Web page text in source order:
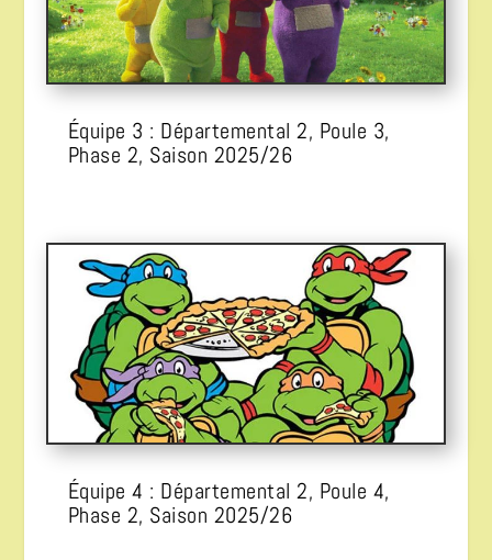
Équipe 3 : Départemental 2, Poule 3,
Phase 2, Saison 2025/26
Équipe 4 : Départemental 2, Poule 4,
Phase 2, Saison 2025/26